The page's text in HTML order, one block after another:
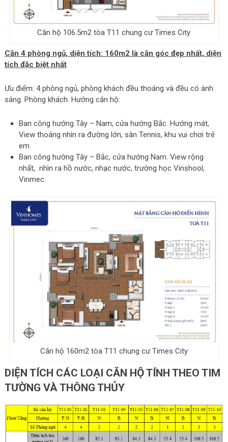
Căn hộ 106.5m2 tòa T11 chung cư Times City
Căn 4 phòng ngủ, diện tích: 160m2 là căn góc đẹp nhất, diện
tích đặc biệt nhất
Ưu điểm: 4 phòng ngủ, phòng khách đều thoáng và đều có ánh
sáng. Phòng khách. Hướng căn hộ:
Ban công hướng Tây – Nam, cửa hướng Bắc. Hướng mát,
View thoáng nhìn ra đường lớn, sân Tennis, khu vui chơi trẻ
em.
Ban công hướng Tây – Bắc, cửa hướng Nam. View rộng
nhất, nhìn ra hồ nước, nhạc nước, trường học Vinshool,
Vinmec.
Căn hộ 160m2 tòa T11 chung cư Times City
DIỆN TÍCH CÁC LOẠI CĂN HỘ TÍNH THEO TIM
TƯỜNG VÀ THÔNG THỦY